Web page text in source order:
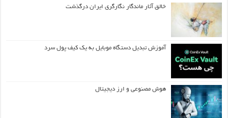
خالق آثار ماندگار نگارگری ایران درگذشت
آموزش تبدیل دستگاه موبایل به یک کیف‌ پول سرد
هوش مصنوعی و ارز دیجیتال